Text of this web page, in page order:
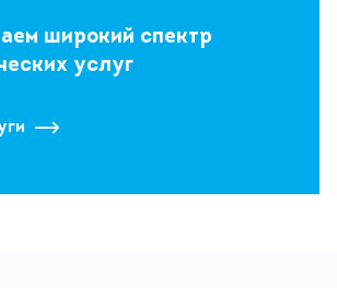
широкий спектр
услуг